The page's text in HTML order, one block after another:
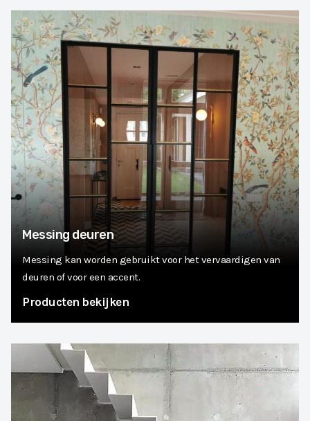
Messing deuren
Messing kan worden gebruikt voor het vervaardigen van
deuren of voor een accent.
Producten bekijken